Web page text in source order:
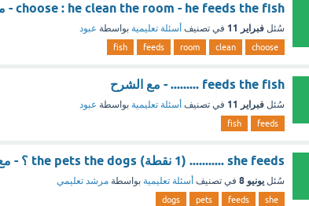
choose : he clean the room - he feeds the fish - مع الشرح
سُئل فبراير 11 في تصنيف أسئلة تعليمية بواسطة عبود
choose
clean
room
feeds
fish
feeds the fish ......... - مع الشرح
سُئل فبراير 11 في تصنيف أسئلة تعليمية بواسطة عبود
feeds
fish
she feeds ........... (1 نقطة) the pets the dogs ؟ - مع الشرح
سُئل يونيو 8 في تصنيف أسئلة تعليمية بواسطة مرشد تعليمي
she
feeds
pets
dogs